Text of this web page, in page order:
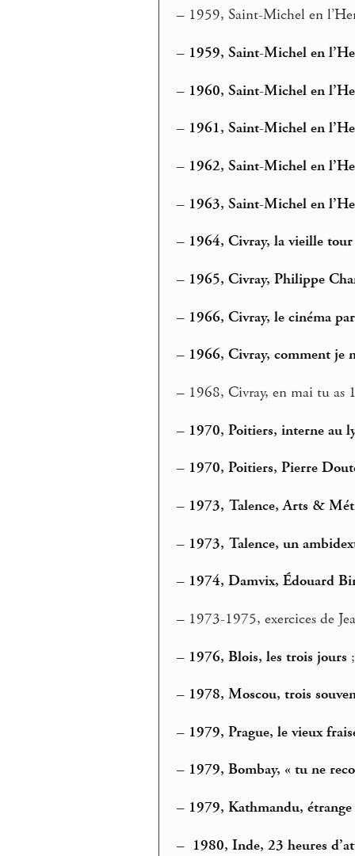
– 1959, Saint-Michel en
– 1959, Saint-Michel en
– 1960, Saint-Michel en
– 1961, Saint-Michel en
– 1962, Saint-Michel en
– 1963, Saint-Michel en
– 1964, Civray, la vieille tour
– 1965, Civray, Philippe
– 1966, Civray, le cinéma
– 1966, Civray, comment je
– 1968, Civray, en mai tu as
– 1970, Poitiers, interne au
– 1970, Poitiers, Pierre
– 1973, Talence, Arts &
– 1973, Talence, un
– 1974, Damvix, Édouard
– 1973-1975, exercices de
– 1976, Blois, les trois jours ;
– 1978, Moscou, trois
– 1979, Prague, le vieux
– 1979, Bombay, « tu ne
– 1979, Kathmandu,
– 1980, Inde, 23 heures